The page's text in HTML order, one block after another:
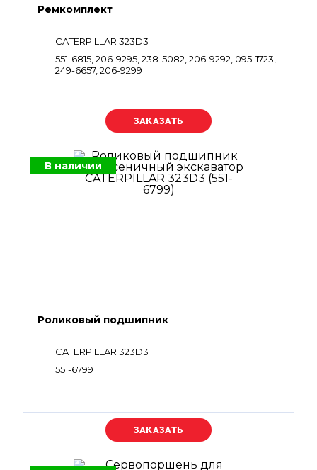
Ремкомплект
CATERPILLAR 323D3
551-6815, 206-9295, 238-5082, 206-9292, 095-1723,
249-6657, 206-9299
Уточняйте цену
В наличии
Роликовый подшипник
CATERPILLAR 323D3
551-6799
Уточняйте цену